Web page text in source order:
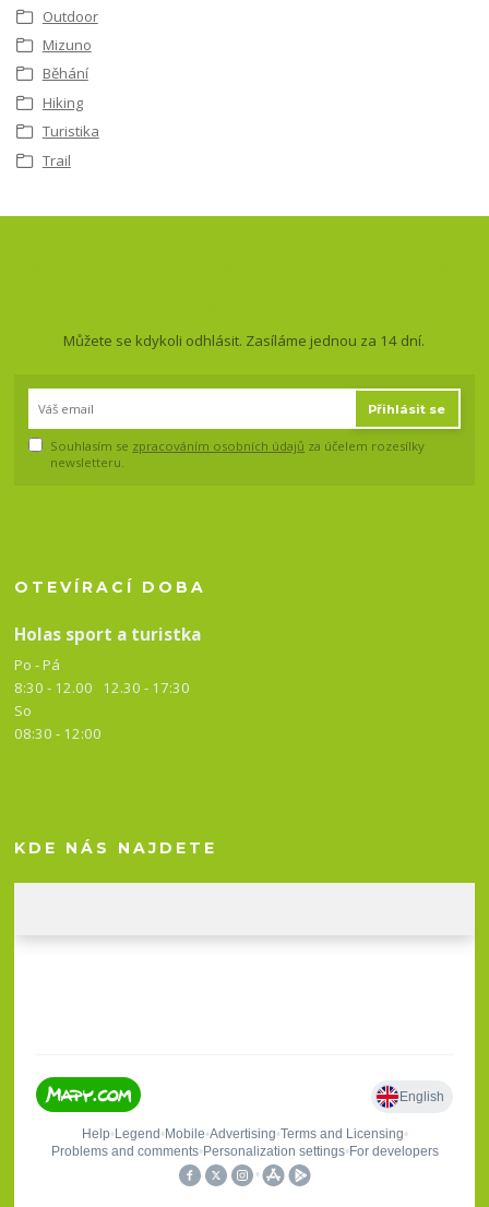
Outdoor
Mizuno
Běhání
Hiking
Turistika
Trail
Můžete se kdykoli odhlásit. Zasíláme jednou za 14 dní.
Přihlásit se
Souhlasím se zpracováním osobních údajů za účelem rozesílky
newsletteru.
OTEVÍRACÍ DOBA
Holas sport a turistka
Po - Pá
8:30 - 12.00 12.30 - 17:30
So
08:30 - 12:00
KDE NÁS NAJDETE